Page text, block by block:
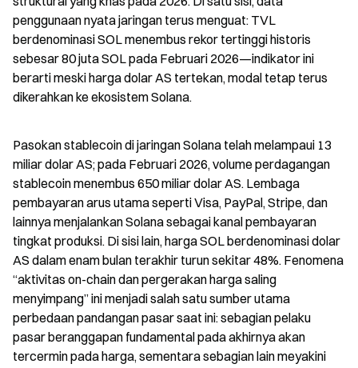
penggunaan nyata jaringan terus menguat: TVL
berdenominasi SOL menembus rekor tertinggi historis
sebesar 80 juta SOL pada Februari 2026—indikator ini
berarti meski harga dolar AS tertekan, modal tetap terus
dikerahkan ke ekosistem Solana.
Pasokan stablecoin di jaringan Solana telah melampaui 13
miliar dolar AS; pada Februari 2026, volume perdagangan
stablecoin menembus 650 miliar dolar AS. Lembaga
pembayaran arus utama seperti Visa, PayPal, Stripe, dan
lainnya menjalankan Solana sebagai kanal pembayaran
tingkat produksi. Di sisi lain, harga SOL berdenominasi dolar
AS dalam enam bulan terakhir turun sekitar 48%. Fenomena
“aktivitas on-chain dan pergerakan harga saling
menyimpang” ini menjadi salah satu sumber utama
perbedaan pandangan pasar saat ini: sebagian pelaku
pasar beranggapan fundamental pada akhirnya akan
tercermin pada harga, sementara sebagian lain meyakini